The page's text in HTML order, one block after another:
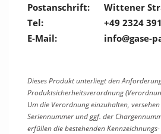
Postanschrift:
Wittener
Tel:
+49 2324
E-Mail:
info@gase-
Dieses Produkt unterliegt den
Produktsicherheitsverordnung
Um die Verordnung einzuhalten,
Seriennummer und ggf. der
erfüllen die bestehenden